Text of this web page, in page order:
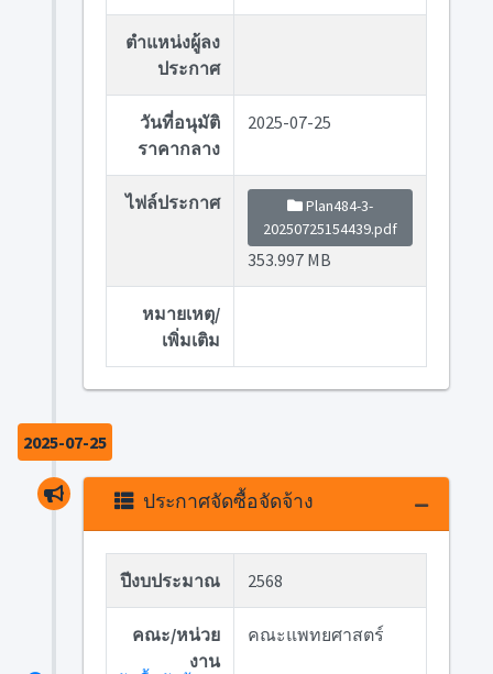
ตำแหน่งผู้ลง
ประกาศ
วันที่อนุมัติ
ราคากลาง
2025-07-25
ไฟล์ประกาศ
Plan484-3-
20250725154439.pdf
353.997 MB
หมายเหตุ/
เพิ่มเติม
2025-07-25
ประกาศจัดซื้อจัดจ้าง
ปีงบประมาณ 2568
คณะ/หน่วย
งาน
คณะแพทยศาสตร์